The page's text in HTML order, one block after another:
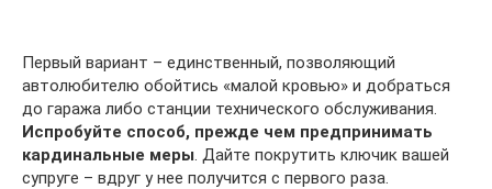
Первый вариант – единственный, позволяющий
автолюбителю обойтись «малой кровью» и добраться
до гаража либо станции технического обслуживания.
Испробуйте способ, прежде чем предпринимать
кардинальные меры. Дайте покрутить ключик вашей
супруге – вдруг у нее получится с первого раза.